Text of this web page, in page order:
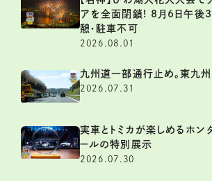
アを全面閉鎖! 8月6日午後
憩・駐車不可
2026.08.01
九州道一部通行止め。東九
2026.07.31
実車とトミカが楽しめるホン
ールの特別展示
2026.07.30